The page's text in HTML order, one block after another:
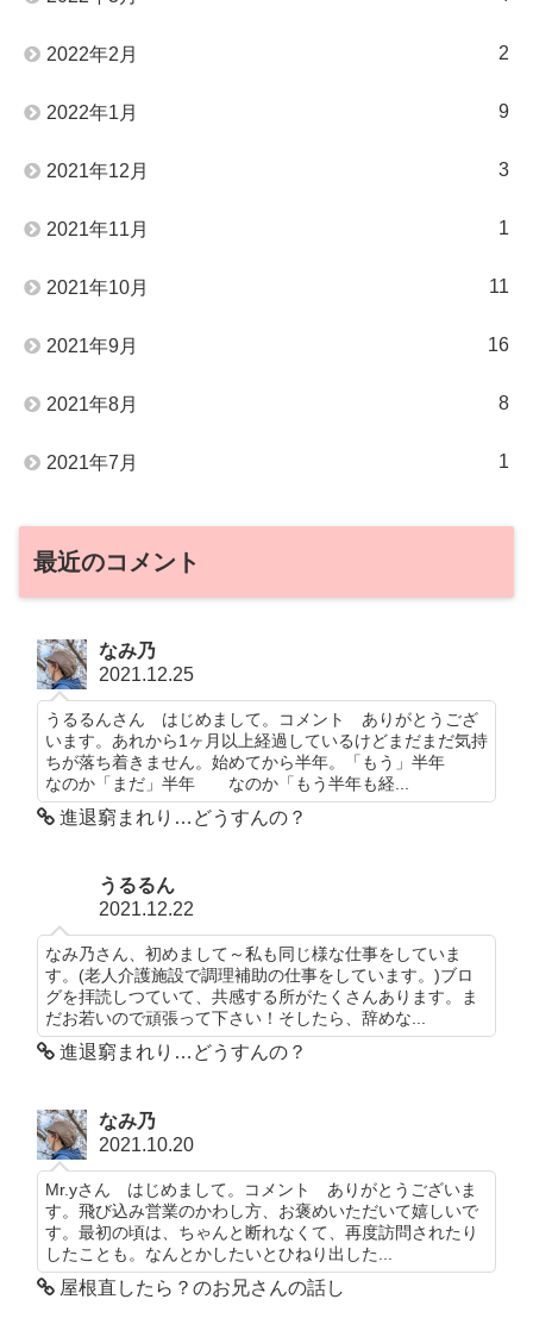
2022年2月 2
2022年1月 9
2021年12月 3
2021年11月 1
2021年10月 11
2021年9月 16
2021年8月 8
2021年7月 1
最近のコメント
なみ乃
2021.12.25
うるるんさん はじめまして。コメント ありがとうござ
います。あれから1ヶ月以上経過しているけどまだまだ気持
ちが落ち着きません。始めてから半年。「もう」半年
なのか「まだ」半年 なのか「もう半年も経...
進退窮まれり…どうすんの？
うるるん
2021.12.22
なみ乃さん、初めまして～私も同じ様な仕事をしていま
す。(老人介護施設で調理補助の仕事をしています。)ブロ
グを拝読しつていて、共感する所がたくさんあります。ま
だお若いので頑張って下さい！そしたら、辞めな...
進退窮まれり…どうすんの？
なみ乃
2021.10.20
Mr.yさん はじめまして。コメント ありがとうございま
す。飛び込み営業のかわし方、お褒めいただいて嬉しいで
す。最初の頃は、ちゃんと断れなくて、再度訪問されたり
したことも。なんとかしたいとひねり出した...
屋根直したら？のお兄さんの話し